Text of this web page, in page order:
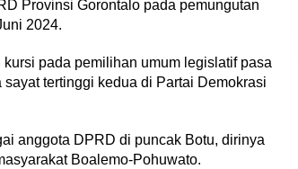
Provinsi Gorontalo pada pemungutan
2024.
pada pemilihan umum legislatif pasa
tertinggi kedua di Partai Demokrasi
anggota DPRD di puncak Botu, dirinya
Boalemo-Pohuwato.